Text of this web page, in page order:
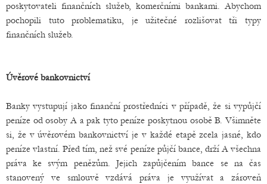
poskytovateli finančních služeb, komerčními bankami. Abychom
pochopili tuto problematiku, je užitečné rozlišovat tři typy
finančních služeb.
Úvěrové bankovnictví
Banky vystupují jako finanční prostředníci v případě, že si vypůjčí
peníze od osoby A a pak tyto peníze poskytnou osobě B. Všimněte
si, že v úvěrovém bankovnictví je v každé etapě zcela jasné, kdo
peníze vlastní. Před tím, než své peníze půjčí bance, drží A všechna
práva ke svým penězům. Jejich zapůjčením bance se na čas
stanovený ve smlouvě vzdává práva je využívat a zároveň